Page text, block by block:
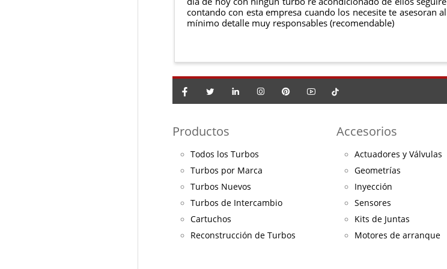
contando con esta empresa cuando los necesite te asesoran al
mínimo detalle muy responsables (recomendable)
Productos
Todos los Turbos
Turbos por Marca
Turbos Nuevos
Turbos de Intercambio
Cartuchos
Reconstrucción de Turbos
Accesorios
Actuadores y Válvulas
Geometrías
Inyección
Sensores
Kits de Juntas
Motores de arranque